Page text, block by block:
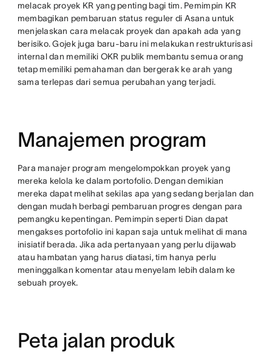
melacak proyek KR yang penting bagi tim. Pemimpin KR
membagikan pembaruan status reguler di Asana untuk
menjelaskan cara melacak proyek dan apakah ada yang
berisiko. Gojek juga baru-baru ini melakukan restrukturisasi
internal dan memiliki OKR publik membantu semua orang
tetap memiliki pemahaman dan bergerak ke arah yang
sama terlepas dari semua perubahan yang terjadi.
Manajemen program
Para manajer program mengelompokkan proyek yang
mereka kelola ke dalam portofolio. Dengan demikian
mereka dapat melihat sekilas apa yang sedang berjalan dan
dengan mudah berbagi pembaruan progres dengan para
pemangku kepentingan. Pemimpin seperti Dian dapat
mengakses portofolio ini kapan saja untuk melihat di mana
inisiatif berada. Jika ada pertanyaan yang perlu dijawab
atau hambatan yang harus diatasi, tim hanya perlu
meninggalkan komentar atau menyelam lebih dalam ke
sebuah proyek.
Peta jalan produk